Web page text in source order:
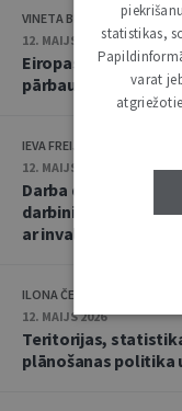
VINETA BEI
12. MAIJS 2026
Eiropas politiskajai
pārbaude Vispārējā
IEVA FREIJA-PEKATI
12. MAIJS 2026
Darba devēja
darbiniekam, kam
ar invaliditāti
ILONA ČEIČA
12. MAIJS 2026
Teritorijas,
plānošanas politika
statistikas,
varat